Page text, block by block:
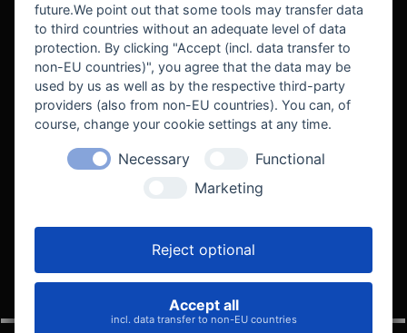
VELOCITY AUTOMOTIVE
future.We point out that some tools may transfer data
to third countries without an adequate level of data
protection. By clicking "Accept (incl. data transfer to
non-EU countries)", you agree that the data may be
used by us as well as by the respective third-party
providers (also from non-EU countries). You can, of
course, change your cookie settings at any time.
Necessary
Functional
Marketing
Reject optional
Accept all
incl. data transfer to non-EU countries